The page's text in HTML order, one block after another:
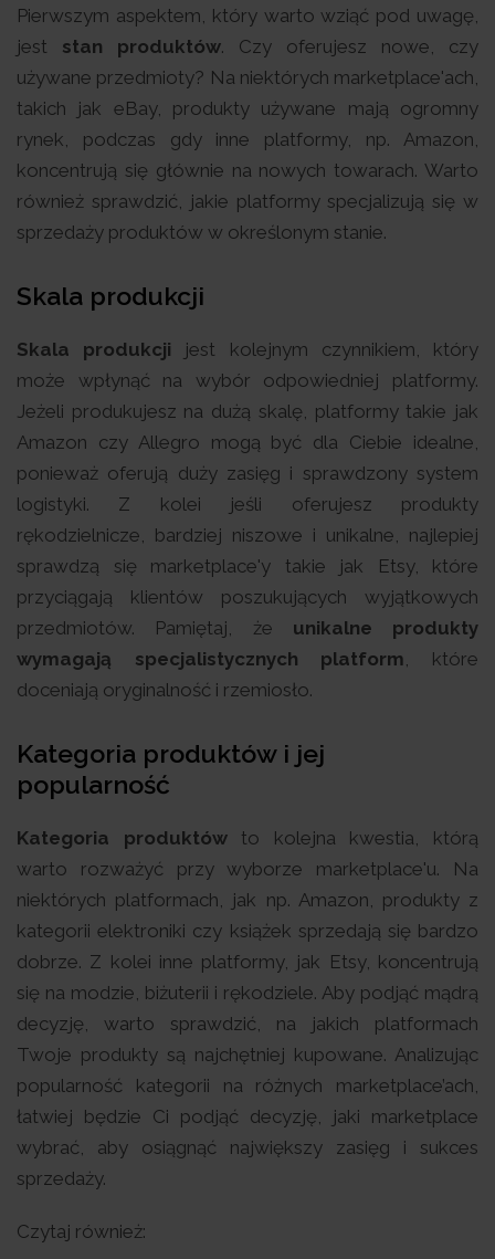
Pierwszym aspektem, który warto wziąć pod uwagę,
jest stan produktów. Czy oferujesz nowe, czy
używane przedmioty? Na niektórych marketplace'ach,
takich jak eBay, produkty używane mają ogromny
rynek, podczas gdy inne platformy, np. Amazon,
koncentrują się głównie na nowych towarach. Warto
również sprawdzić, jakie platformy specjalizują się w
sprzedaży produktów w określonym stanie.
Skala produkcji
Skala produkcji jest kolejnym czynnikiem, który
może wpłynąć na wybór odpowiedniej platformy.
Jeżeli produkujesz na dużą skalę, platformy takie jak
Amazon czy Allegro mogą być dla Ciebie idealne,
ponieważ oferują duży zasięg i sprawdzony system
logistyki. Z kolei jeśli oferujesz produkty
rękodzielnicze, bardziej niszowe i unikalne, najlepiej
sprawdzą się marketplace'y takie jak Etsy, które
przyciągają klientów poszukujących wyjątkowych
przedmiotów. Pamiętaj, że unikalne produkty
wymagają specjalistycznych platform, które
doceniają oryginalność i rzemiosło.
Kategoria produktów i jej
popularność
Kategoria produktówto kolejna kwestia, którą
warto rozważyć przy wyborze marketplace'u. Na
niektórych platformach, jak np. Amazon, produkty z
kategorii elektroniki czy książek sprzedają się bardzo
dobrze. Z kolei inne platformy, jak Etsy, koncentrują
się na modzie, biżuterii i rękodziele. Aby podjąć mądrą
decyzję, warto sprawdzić, na jakich platformach
Twoje produkty są najchętniej kupowane. Analizując
popularność kategorii na różnych marketplace’ach,
łatwiej będzie Ci podjąć decyzję, jaki marketplace
wybrać, aby osiągnąć największy zasięg i sukces
sprzedaży.
Czytaj również: